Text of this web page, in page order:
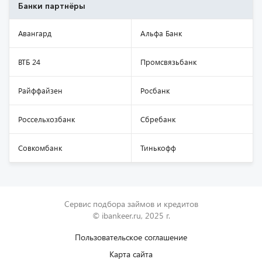
Банки партнёры
Авангард Альфа Банк
ВТБ 24 Промсвязьбанк
Райффайзен Росбанк
Россельхозбанк Сбребанк
Совкомбанк Тинькофф
Сервис подбора займов и кредитов
© ibankeer.ru, 2025 г.
Пользовательское соглашение
Карта сайта